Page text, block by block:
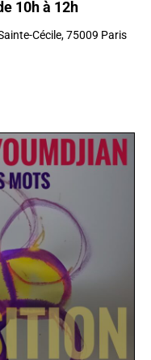
10h à 12h
Cécile, 75009 Paris